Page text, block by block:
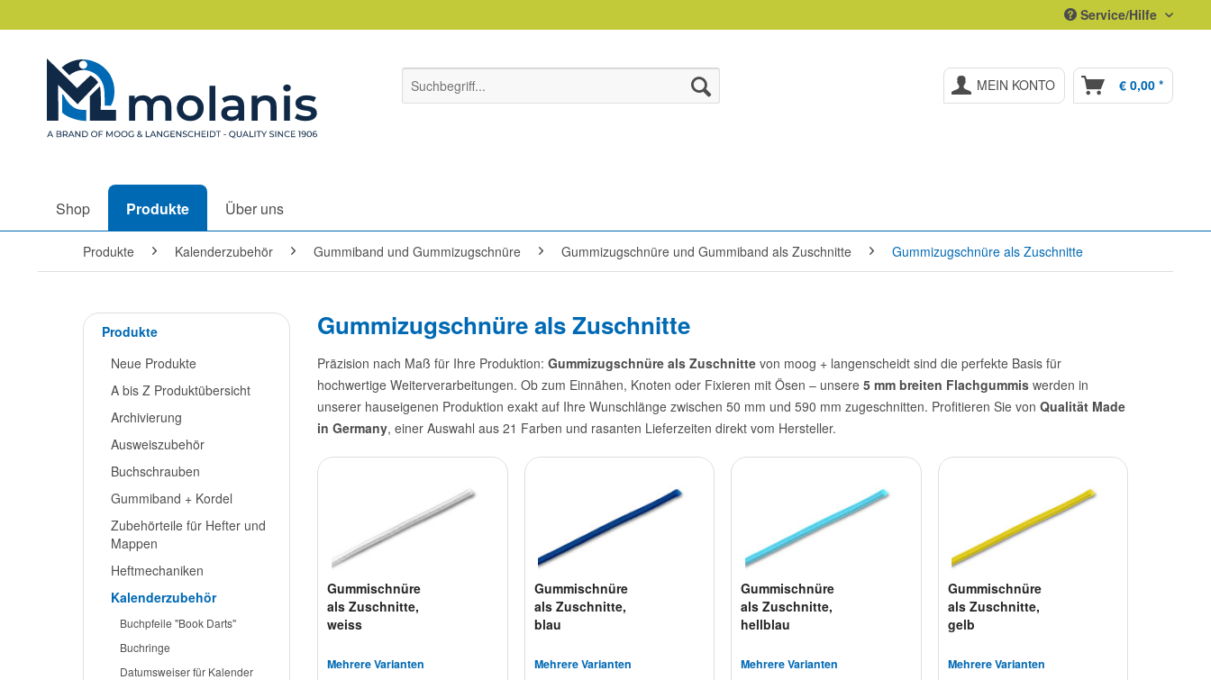
Service/Hilfe
MEIN KONTO € 0,00 *
Shop Produkte Über uns
Produkte Kalenderzubehör Gummiband und Gummizugschnüre Gummizugschnüre und Gummiband als Zuschnitte Gummizugschnüre als Zuschnitte
Produkte
Neue Produkte
A bis Z Produktübersicht
Archivierung
Ausweiszubehör
Buchschrauben
Gummiband + Kordel
Zubehörteile für Hefter und
Mappen
Heftmechaniken
Kalenderzubehör
Buchpfeile "Book Darts"
Buchringe
Datumsweiser für Kalender
Gummizugschnüre als Zuschnitte
Präzision nach Maß für Ihre Produktion: Gummizugschnüre als Zuschnitte von moog + langenscheidt sind die perfekte Basis für
hochwertige Weiterverarbeitungen. Ob zum Einnähen, Knoten oder Fixieren mit Ösen – unsere 5 mm breiten Flachgummis werden in
unserer hauseigenen Produktion exakt auf Ihre Wunschlänge zwischen 50 mm und 590 mm zugeschnitten. Profitieren Sie von Qualität Made
in Germany, einer Auswahl aus 21 Farben und rasanten Lieferzeiten direkt vom Hersteller.
Gummischnüre
als Zuschnitte,
weiss
Mehrere Varianten
Gummischnüre
als Zuschnitte,
blau
Mehrere Varianten
Gummischnüre
als Zuschnitte,
hellblau
Mehrere Varianten
Gummischnüre
als Zuschnitte,
gelb
Mehrere Varianten